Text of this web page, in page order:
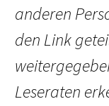
anderen
den Link
Leseraten